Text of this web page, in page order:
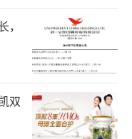
保业务亏损。
轮驱动。在偿付
披露了2023年上
双